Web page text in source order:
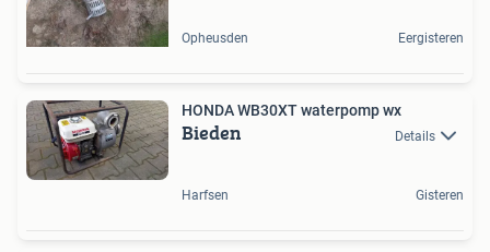
Opheusden Eergisteren
HONDA WB30XT waterpomp wx
Bieden Details
Harfsen Gisteren